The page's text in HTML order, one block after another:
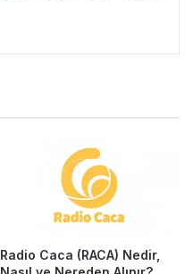
Radio Caca (RACA) Nedir,